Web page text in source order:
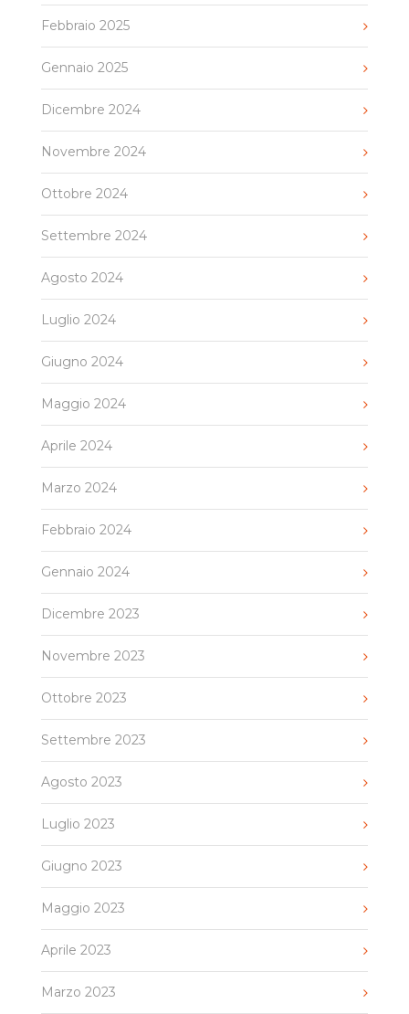
Febbraio 2025
Gennaio 2025
Dicembre 2024
Novembre 2024
Ottobre 2024
Settembre 2024
Agosto 2024
Luglio 2024
Giugno 2024
Maggio 2024
Aprile 2024
Marzo 2024
Febbraio 2024
Gennaio 2024
Dicembre 2023
Novembre 2023
Ottobre 2023
Settembre 2023
Agosto 2023
Luglio 2023
Giugno 2023
Maggio 2023
Aprile 2023
Marzo 2023